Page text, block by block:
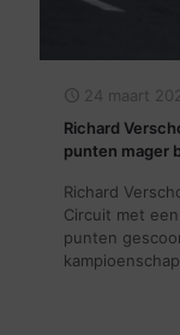
24 maart
Richard
punten mager
Richard
Circuit met
punten
kampioenschap.